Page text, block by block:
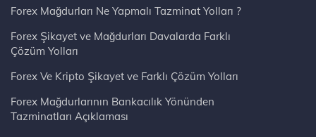
Forex Mağdurları Ne Yapmalı Tazminat Yolları ?
Forex Şikayet ve Mağdurları Davalarda Farklı
Çözüm Yolları
Forex Ve Kripto Şikayet ve Farklı Çözüm Yolları
Forex Mağdurlarının Bankacılık Yönünden
Tazminatları Açıklaması